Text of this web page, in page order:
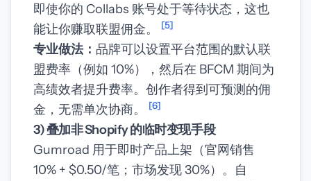
即使你的 Collabs 账号处于等待状态，这也
能让你赚取联盟佣金。
[5]
专业做法： 品牌可以设置平台范围的默认联
盟费率（例如 10%），然后在 BFCM 期间为
高绩效者提升费率。创作者得到可预测的佣
金，无需单次协商。
[6]
3) 叠加非 Shopify 的临时变现手段
Gumroad 用于即时产品上架（官网销售
10% + $0.50/笔；市场发现 30%）。自